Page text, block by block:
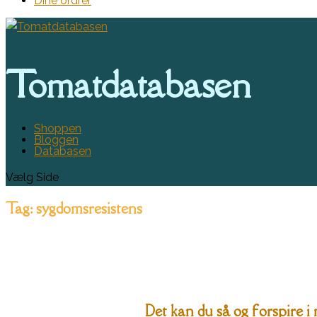
Tomatdatabasen
Shoppen
Bloggen
Databasen
Vælg Side
Tag:sygdomsresistens
Det kan du så og forspire i